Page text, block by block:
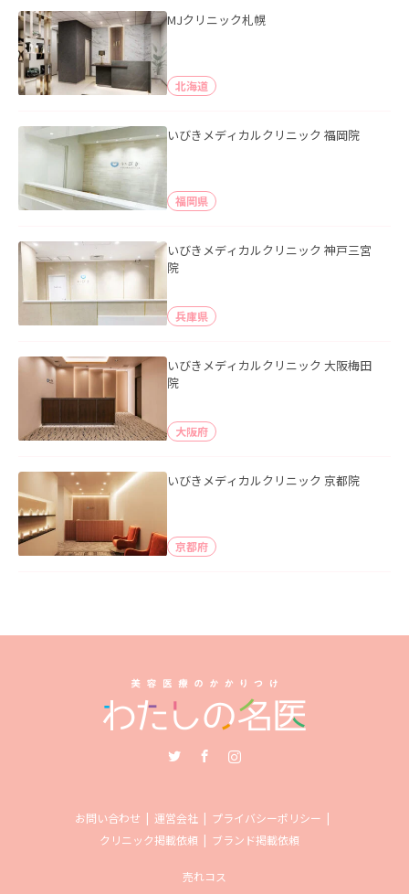
MJクリニック札幌
北海道
いびきメディカルクリニック 福岡院
福岡県
いびきメディカルクリニック 神戸三宮
院
兵庫県
いびきメディカルクリニック 大阪梅田
院
大阪府
いびきメディカルクリニック 京都院
京都府
お問い合わせ 運営会社
プライバシーポリシー
クリニック掲載依頼
ブランド掲載依頼
売れコス